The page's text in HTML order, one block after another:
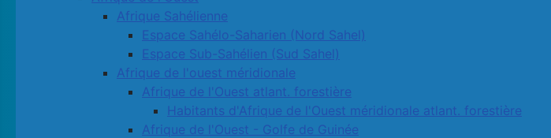
Afrique Sahélienne
Espace Sahélo-Saharien (Nord Sahel)
Espace Sub-Sahélien (Sud Sahel)
Afrique de l'ouest méridionale
Afrique de l'Ouest atlant. forestière
Habitants d'Afrique de l'Ouest méridionale atlant. forestière
Afrique de l'Ouest - Golfe de Guinée